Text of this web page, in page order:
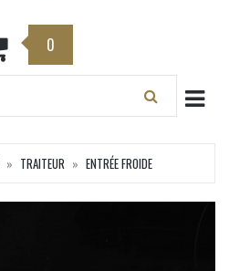
0
TRAITEUR ENTRÉE FROIDE